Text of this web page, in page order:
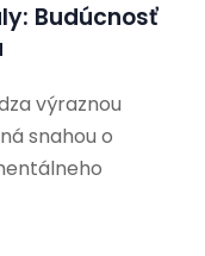
Budúcnosť
výraznou
snahou o